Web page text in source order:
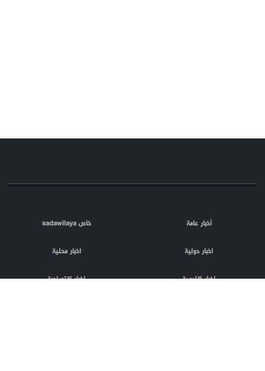
أخبار عامة خاص sadawilaya
اخبار دولية اخبار محلية
اخبار اقليمية اخبار اقتصادية